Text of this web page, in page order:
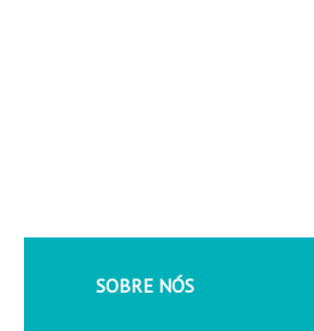
SOBRE NÓS